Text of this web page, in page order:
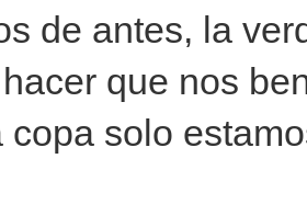
de antes, la
que nos
copa solo